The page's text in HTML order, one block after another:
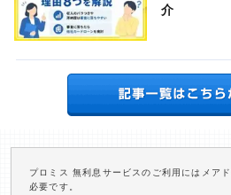
介
プロミス 無利息サービスのご利用にはメア
必要です。